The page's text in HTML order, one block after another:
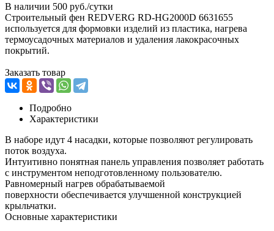
В наличии 500 руб./сутки
Строительный фен REDVERG RD-HG2000D 6631655
используется для формовки изделий из пластика, нагрева
термоусадочных материалов и удаления лакокрасочных
покрытий.
Заказать товар
Подробно
Характеристики
В наборе идут 4 насадки, которые позволяют регулировать
поток воздуха.
Интуитивно понятная панель управления позволяет работать
с инструментом неподготовленному пользователю.
Равномерный нагрев обрабатываемой
поверхности обеспечивается улучшенной конструкцией
крыльчатки.
Основные характеристики